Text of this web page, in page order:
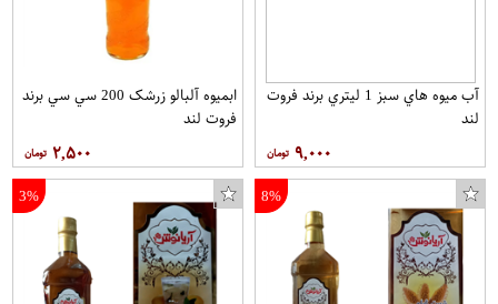
آب ميوه هاي سبز 1 ليتري برند فروت
لند
۹,۰۰۰
ابمیوه آلبالو زرشک 200 سي سي برند
فروت لند
۲,۵۰۰
8%
3%